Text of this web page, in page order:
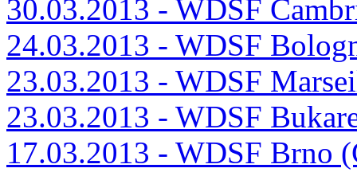
30.03.2013 - WDSF
24.03.2013 - WDSF
23.03.2013 - WDSF
23.03.2013 - WDSF
17.03.2013 - WDSF Brno